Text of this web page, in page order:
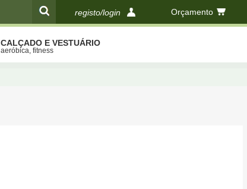
registo/login Orçamento
CALÇADO E VESTUÁRIO
aeróbica, fitness